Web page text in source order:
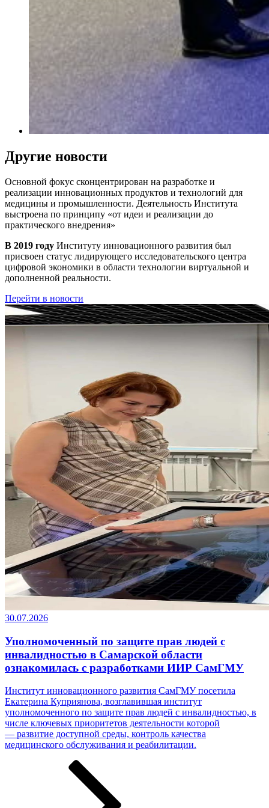
Другие новости
Основной фокус сконцентрирован на разработке и
реализации инновационных продуктов и технологий для
медицины и промышленности. Деятельность Института
выстроена по принципу «от идеи и реализации до
практического внедрения»
В 2019 году Институту инновационного развития был
присвоен статус лидирующего исследовательского центра
цифровой экономики в области технологии виртуальной и
дополненной реальности.
Перейти в новости
30.07.2026
Уполномоченный по защите прав людей с
инвалидностью в Самарской области
ознакомилась с разработками ИИР СамГМУ
Институт инновационного развития СамГМУ посетила
Екатерина Куприянова, возглавившая институт
уполномоченного по защите прав людей с инвалидностью, в
числе ключевых приоритетов деятельности которой
— развитие доступной среды, контроль качества
медицинского обслуживания и реабилитации.